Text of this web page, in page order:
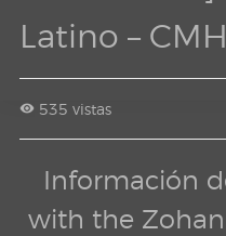
Latino –
535 vistas
Información
with the Zohan